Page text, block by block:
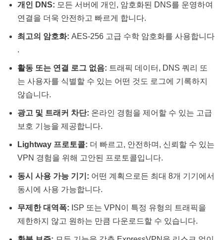
개인 DNS: 모든 서버에 개인, 암호화된 DNS를 운영하여
연결을 더욱 안전하고 빠르게 합니다​​.
최고의 암호화: AES-256 고급 수학 암호화를 사용합니다​​
.
활동 또는 연결 로그 없음: 트래픽 데이터, DNS 쿼리 또
는 사용자를 식별할 수 있는 어떤 것도 로그에 기록하지
않습니다​​.
광고 및 트래커 차단: 온라인 경험을 제어할 수 있는 고급
보호 기능을 제공합니다​​.
Lightway 프로토콜: 더 빠르고, 안전하며, 신뢰할 수 있는
VPN 경험을 위해 고안된 프로토콜입니다​​.
동시 사용 가능 기기: 어떤 계획으로든 최대 8개 기기에서
동시에 사용 가능합니다​​.
무제한 대역폭: ISP 또는 VPN이 특정 유형의 트래픽을
제한하지 않고 원하는 만큼 다운로드할 수 있습니다​​.